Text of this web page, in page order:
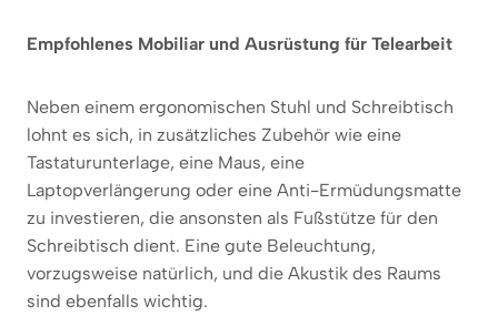
Empfohlenes Mobiliar und Ausrüstung für Telearbeit
Neben einem ergonomischen Stuhl und Schreibtisch
lohnt es sich, in zusätzliches Zubehör wie eine
Tastaturunterlage, eine Maus, eine
Laptopverlängerung oder eine Anti-Ermüdungsmatte
zu investieren, die ansonsten als Fußstütze für den
Schreibtisch dient. Eine gute Beleuchtung,
vorzugsweise natürlich, und die Akustik des Raums
sind ebenfalls wichtig.